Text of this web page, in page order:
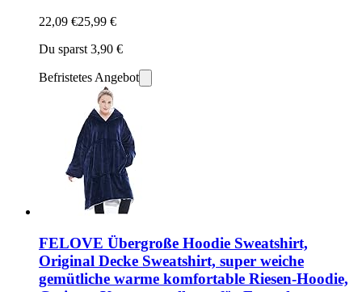
22,09 €25,99 €
Du sparst 3,90 €
Befristetes Angebot
FELOVE Übergroße Hoodie Sweatshirt,
Original Decke Sweatshirt, super weiche
gemütliche warme komfortable Riesen-Hoodie,